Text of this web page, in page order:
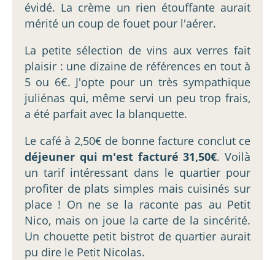
évidé. La crème un rien étouffante aurait
mérité un coup de fouet pour l'aérer.
La petite sélection de vins aux verres fait
plaisir : une dizaine de références en tout à
5 ou 6€. J'opte pour un très sympathique
juliénas qui, même servi un peu trop frais,
a été parfait avec la blanquette.
Le café à 2,50€ de bonne facture conclut ce
déjeuner qui m'est facturé 31,50€. Voilà
un tarif intéressant dans le quartier pour
profiter de plats simples mais cuisinés sur
place ! On ne se la raconte pas au Petit
Nico, mais on joue la carte de la sincérité.
Un chouette petit bistrot de quartier aurait
pu dire le Petit Nicolas.